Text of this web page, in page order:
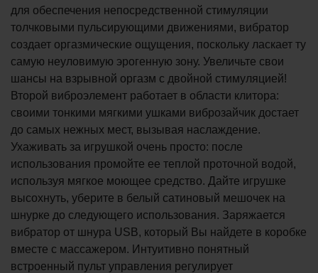
для обеспечения непосредственной стимуляции
толчковыми пульсирующими движениями, вибратор
создает оргазмические ощущения, поскольку ласкает ту
самую неуловимую эрогенную зону. Увеличьте свои
шансы на взрывной оргазм с двойной стимуляцией!
Второй виброэлемент работает в области клитора:
своими тонкими мягкими ушками виброзайчик достает
до самых нежных мест, вызывая наслаждение.
Ухаживать за игрушкой очень просто: после
использования промойте ее теплой проточной водой,
используя мягкое моющее средство. Дайте игрушке
высохнуть, уберите в белый сатиновый мешочек на
шнурке до следующего использования. Заряжается
вибратор от шнура USB, который Вы найдете в коробке
вместе с массажером. Интуитивно понятный
встроенный пульт управления регулирует